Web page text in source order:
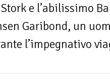
e l’abilissimo
Garibond, un
l’impegnativo